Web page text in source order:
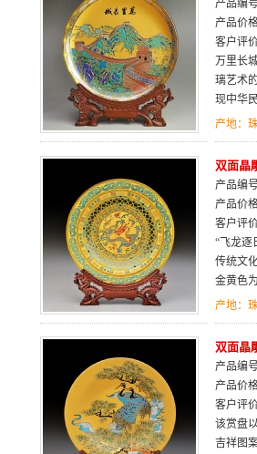
产品编
产品价
客户评
万里长
璃艺术
现中华
产地：
双面晶
产品编
产品价
客户评
“飞龙逐
传统文
金黄色
产地：
双面晶
产品编
产品价
客户评
该赏盘
吉祥图